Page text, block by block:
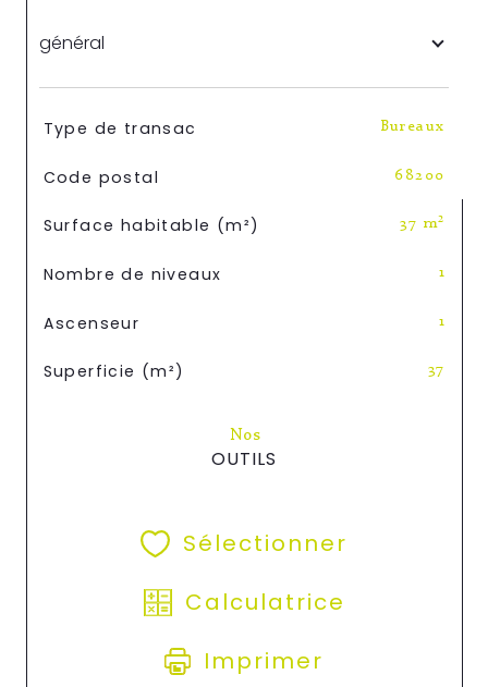
général
TRAD_SIROCCO_Caracteristique
Type de transac Bureaux
Code postal 68200
Surface habitable (m²) 37 m²
Nombre de niveaux 1
Ascenseur 1
Superficie (m²) 37
Nos
OUTILS
Sélectionner
Calculatrice
Imprimer